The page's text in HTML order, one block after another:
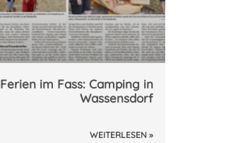
Ferien im Fass: Camping in
Wassensdorf
WEITERLESEN »